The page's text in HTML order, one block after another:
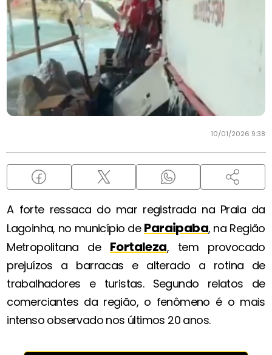
10/01/2026 9:38
A forte ressaca do mar registrada na Praia da
Lagoinha, no município de Paraipaba, na Região
Metropolitana de Fortaleza, tem provocado
prejuízos a barracas e alterado a rotina de
trabalhadores e turistas. Segundo relatos de
comerciantes da região, o fenômeno é o mais
intenso observado nos últimos 20 anos.